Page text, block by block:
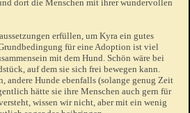
dort die Menschen mit ihrer wundervollen
erfüllen, um Kyra ein gutes
für eine Adoption ist viel
mit dem Hund. Schön wäre bei
auf dem sie sich frei bewegen kann.
andere Hunde ebenfalls (solange genug Zeit
hätte sie ihre Menschen auch gern für
wissen wir nicht, aber mit ein wenig